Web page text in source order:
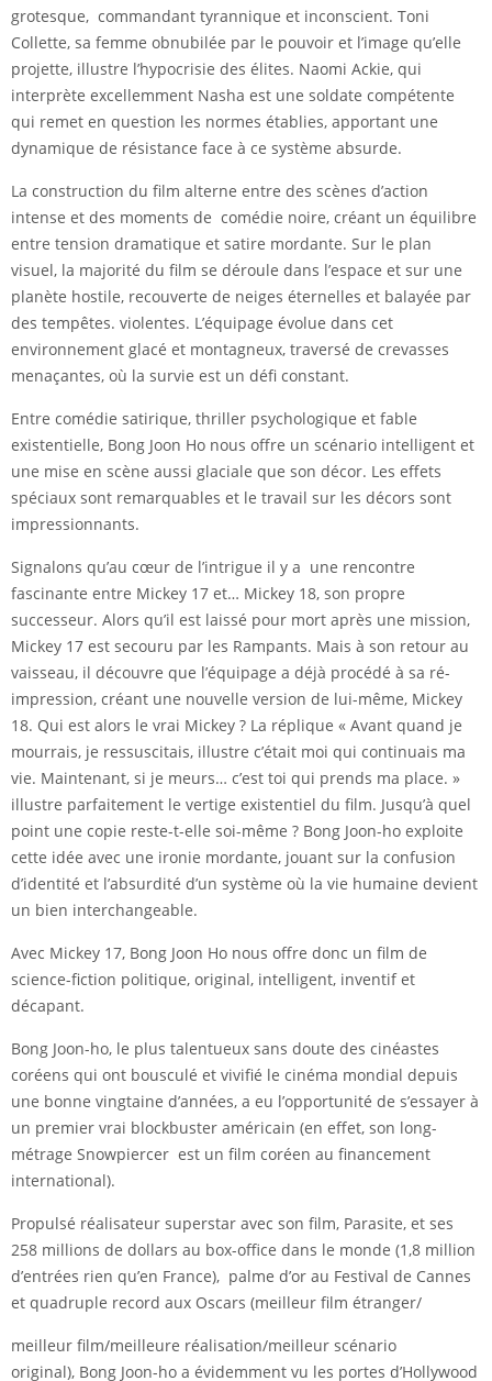
grotesque, commandant tyrannique et inconscient. Toni
Collette, sa femme obnubilée par le pouvoir et l’image qu’elle
projette, illustre l’hypocrisie des élites. Naomi Ackie, qui
interprète excellemment Nasha est une soldate compétente
qui remet en question les normes établies, apportant une
dynamique de résistance face à ce système absurde.
La construction du film alterne entre des scènes d’action
intense et des moments de comédie noire, créant un équilibre
entre tension dramatique et satire mordante. Sur le plan
visuel, la majorité du film se déroule dans l’espace et sur une
planète hostile, recouverte de neiges éternelles et balayée par
des tempêtes. violentes. L’équipage évolue dans cet
environnement glacé et montagneux, traversé de crevasses
menaçantes, où la survie est un défi constant.
Entre comédie satirique, thriller psychologique et fable
existentielle, Bong Joon Ho nous offre un scénario intelligent et
une mise en scène aussi glaciale que son décor. Les effets
spéciaux sont remarquables et le travail sur les décors sont
impressionnants.
Signalons qu’au cœur de l’intrigue il y a une rencontre
fascinante entre Mickey 17 et… Mickey 18, son propre
successeur. Alors qu’il est laissé pour mort après une mission,
Mickey 17 est secouru par les Rampants. Mais à son retour au
vaisseau, il découvre que l’équipage a déjà procédé à sa ré-
impression, créant une nouvelle version de lui-même, Mickey
18. Qui est alors le vrai Mickey ? La réplique « Avant quand je
mourrais, je ressuscitais, illustre c’était moi qui continuais ma
vie. Maintenant, si je meurs… c’est toi qui prends ma place. »
illustre parfaitement le vertige existentiel du film. Jusqu’à quel
point une copie reste-t-elle soi-même ? Bong Joon-ho exploite
cette idée avec une ironie mordante, jouant sur la confusion
d’identité et l’absurdité d’un système où la vie humaine devient
un bien interchangeable.
Avec Mickey 17, Bong Joon Ho nous offre donc un film de
science-fiction politique, original, intelligent, inventif et
décapant.
Bong Joon-ho, le plus talentueux sans doute des cinéastes
coréens qui ont bousculé et vivifié le cinéma mondial depuis
une bonne vingtaine d’années, a eu l’opportunité de s’essayer à
un premier vrai blockbuster américain (en effet, son long-
métrage Snowpiercer est un film coréen au financement
international).
Propulsé réalisateur superstar avec son film, Parasite, et ses
258 millions de dollars au box-office dans le monde (1,8 million
d’entrées rien qu’en France), palme d’or au Festival de Cannes
et quadruple record aux Oscars (meilleur film étranger/
meilleur film/meilleure réalisation/meilleur scénario
original), Bong Joon-ho a évidemment vu les portes d’Hollywood